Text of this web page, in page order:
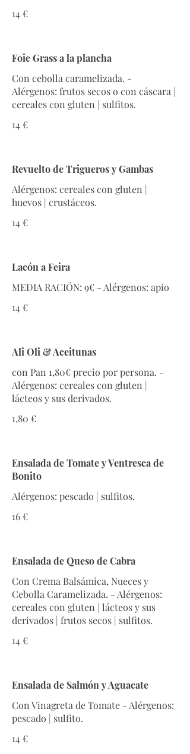
14 €
Foie Grass a la plancha
Con cebolla caramelizada. -
Alérgenos: frutos secos o con cáscara |
cereales con gluten | sulfitos.
14 €
Revuelto de Trigueros y Gambas
Alérgenos: cereales con gluten |
huevos | crustáceos.
14 €
Lacón a Feira
14 €
Ali Oli & Aceitunas
con Pan 1,80€ precio por persona. -
Alérgenos: cereales con gluten |
lácteos y sus derivados.
1,80 €
Ensalada de Tomate y Ventresca de
Bonito
16 €
Ensalada de Queso de Cabra
Con Crema Balsámica, Nueces y
Cebolla Caramelizada. - Alérgenos:
cereales con gluten | lácteos y sus
derivados | frutos secos | sulfitos.
14 €
Ensalada de Salmón y Aguacate
Con Vinagreta de Tomate - Alérgenos:
pescado | sulfito.
14 €